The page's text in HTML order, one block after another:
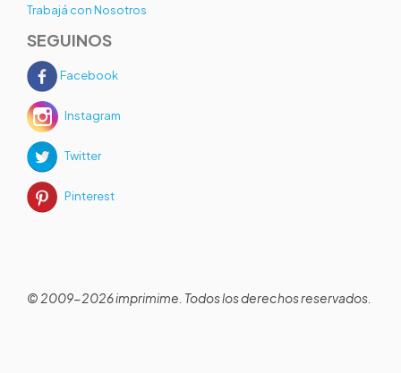
Trabajá con Nosotros
SEGUINOS
Facebook
Instagram
Twitter
Pinterest
© 2009-2026 imprimime. Todos los derechos reservados.